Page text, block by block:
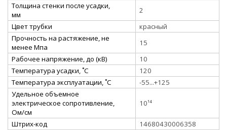
Толщина стенки после усадки,
мм
2
Цвет трубки
красный
Прочность на растяжение, не
менее Мпа
15
Рабочее напряжение, до (кВ)
10
Температура усадки, ˚С
120
Температура эксплуатации, ˚С
-55...+125
Удельное объемное
электрическое сопротивление,
Ом/см
10¹⁴
Штрих-код
14680430006358